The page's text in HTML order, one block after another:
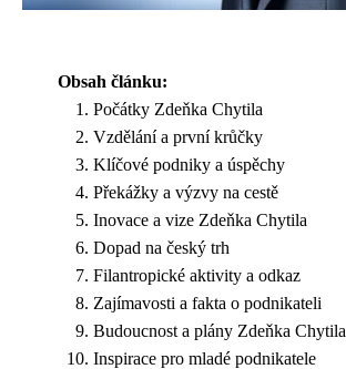
Obsah článku:
Počátky Zdeňka Chytila
Vzdělání a první krůčky
Klíčové podniky a úspěchy
Překážky a výzvy na cestě
Inovace a vize Zdeňka Chytila
Dopad na český trh
Filantropické aktivity a odkaz
Zajímavosti a fakta o podnikateli
Budoucnost a plány Zdeňka Chytila
Inspirace pro mladé podnikatele